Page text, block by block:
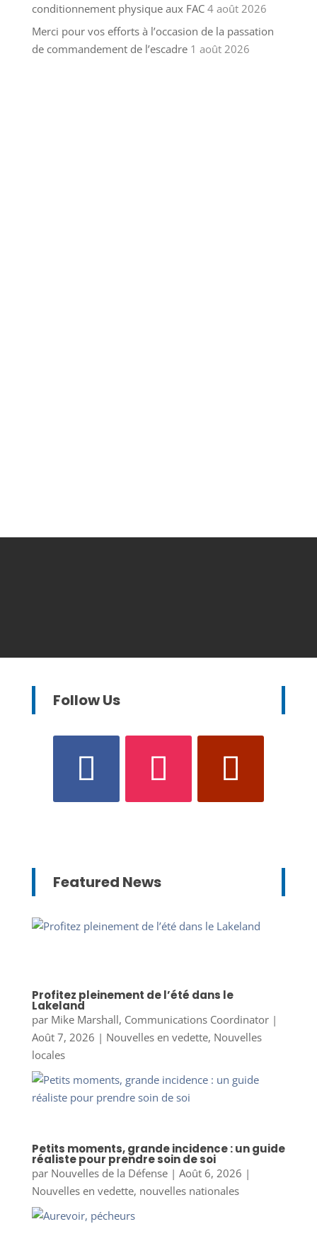
conditionnement physique aux FAC 4 août 2026
Merci pour vos efforts à l’occasion de la passation
de commandement de l’escadre 1 août 2026
Follow Us
Featured News
Profitez pleinement de l’été dans le
Lakeland
par Mike Marshall, Communications Coordinator|
Août 7, 2026 | Nouvelles en vedette, Nouvelles
locales
Petits moments, grande incidence : un guide
réaliste pour prendre soin de soi
par Nouvelles de la Défense| Août 6, 2026 |
Nouvelles en vedette, nouvelles nationales